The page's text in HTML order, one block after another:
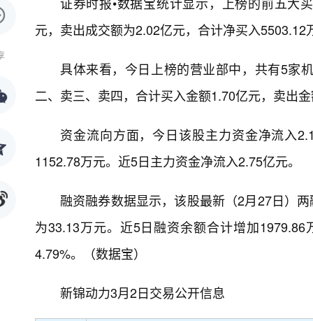
元，卖出成交额为2.02亿元，合计净买入5503.12
具体来看，今日上榜的营业部中，共有5家
二、卖三、卖四，合计买入金额1.70亿元，卖出
资金流向方面，今日该股主力资金净流入
1152.78万元。近5日主力资金净流入2.75亿元。
融资融券数据显示，该股最新（2月27日）
为33.13万元。近5日融资余额合计增加
4.79%。（数据宝）
新锦动力3月2日交易公开信息